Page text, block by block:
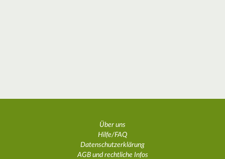
Über uns
Hilfe/FAQ
Datenschutzerklärung
AGB und rechtliche Infos